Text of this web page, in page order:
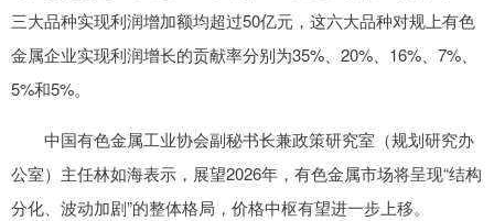
三大品种实现利润增加额均超过50亿元，这六大品种对规上有色
金属企业实现利润增长的贡献率分别为35%、20%、16%、7%、
5%和5%。
中国有色金属工业协会副秘书长兼政策研究室（规划研究办
公室）主任林如海表示，展望2026年，有色金属市场将呈现“结构
分化、波动加剧”的整体格局，价格中枢有望进一步上移。